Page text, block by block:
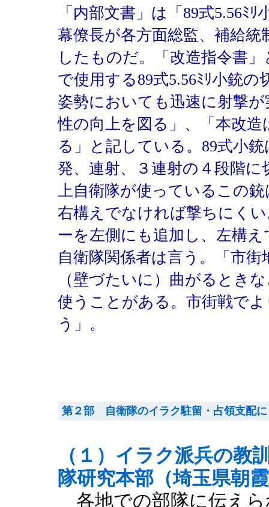
「内部文書」は「89式5.56ﾐ
幕僚長が各方面総監、補給
したものだ。「改造指令書
で使用する89式5.56ﾐﾘ小銃
姿勢においても迅速に射撃
性の向上を図る」、「本改
る」と記している。89式小
発、連射、３連射の４段階
上自衛隊が使っているこの
右構えでなければ撃ちにく
ーを左側にも追加し、左構
自衛隊関係者は言う。「市
（壁づたいに）曲がるとき
使うことがある。市街戦で
う」。
第２部 自衛隊のイラク駐留・占領支配
（１）イラク派兵の教
隊研究本部（埼玉県朝
各地での部隊に伝え